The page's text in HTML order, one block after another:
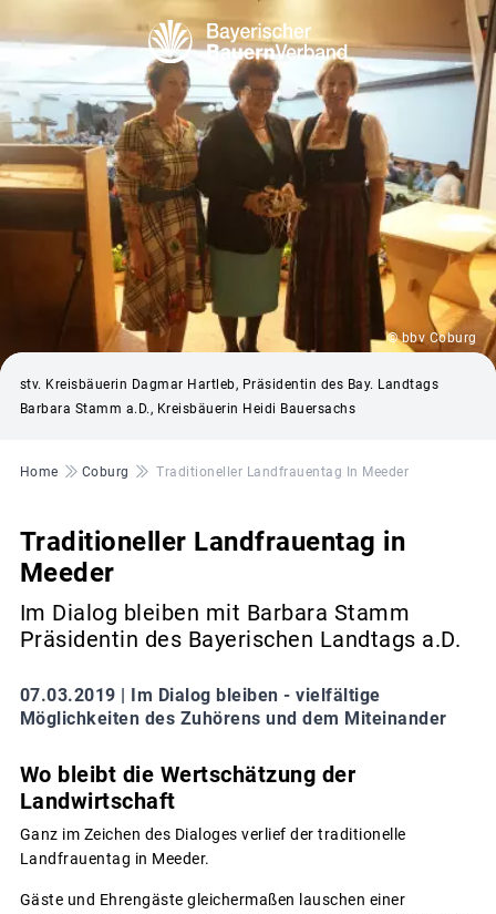
© bbv Coburg
stv. Kreisbäuerin Dagmar Hartleb, Präsidentin des Bay. Landtags
Barbara Stamm a.D., Kreisbäuerin Heidi Bauersachs
Pfadnavigation
Home Coburg Traditioneller Landfrauentag In Meeder
Traditioneller Landfrauentag in
Meeder
Im Dialog bleiben mit Barbara Stamm
Präsidentin des Bayerischen Landtags a.D.
07.03.2019 |
Im Dialog bleiben - vielfältige
Möglichkeiten des Zuhörens und dem Miteinander
Wo bleibt die Wertschätzung der
Landwirtschaft
Ganz im Zeichen des Dialoges verlief der traditionelle
Landfrauentag in Meeder.
Gäste und Ehrengäste gleichermaßen lauschen einer